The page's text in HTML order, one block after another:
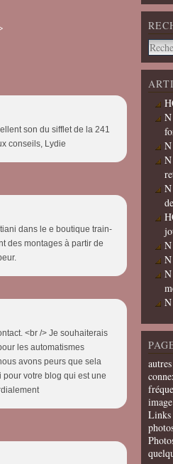
son du sifflet de la 241
conseils, Lydie
dans le e boutique train-
des montages à partir de
<br /> Je souhaiterais
les automatismes
avons peurs que sela
votre blog qui est une
Links